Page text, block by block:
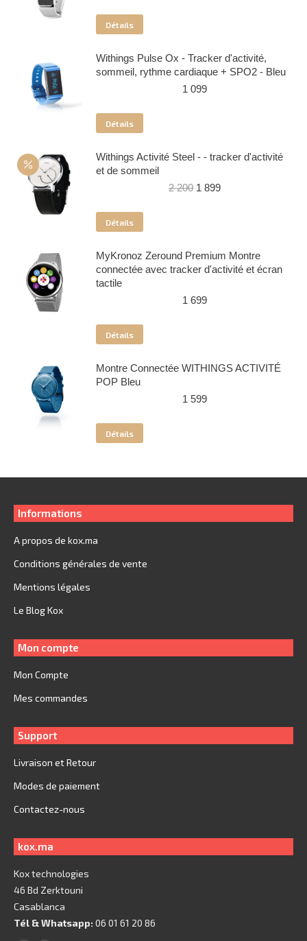
Détails
Withings Pulse Ox - Tracker d'activité,
sommeil, rythme cardiaque + SPO2 - Bleu
1 099
Détails
Withings Activité Steel - - tracker d'activité
et de sommeil
2 200 Le
200.
1 899Le
899.
Détails
MyKronoz Zeround Premium Montre
connectée avec tracker d'activité et écran
tactile
1 699
Détails
Montre Connectée WITHINGS ACTIVITÉ
POP Bleu
1 599
Détails
Informations
A propos de kox.ma
Conditions générales de vente
Mentions légales
Le Blog Kox
Mon compte
Mon Compte
Mes commandes
Support
Livraison et Retour
Modes de paiement
Contactez-nous
kox.ma
Kox technologies
46 Bd Zerktouni
Casablanca
Tél & Whatsapp: 06 01 61 20 86